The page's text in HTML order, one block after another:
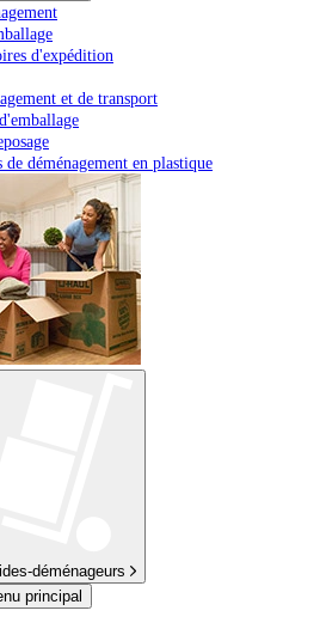
d'expédition
et de transport
de déménagement en plastique
déménageurs
principal